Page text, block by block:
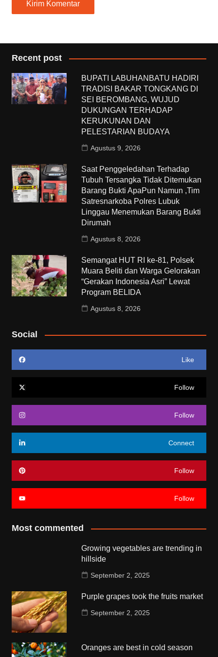
Recent post
BUPATI LABUHANBATU HADIRI
TRADISI BAKAR TONGKANG DI
SEI BEROMBANG, WUJUD
DUKUNGAN TERHADAP
KERUKUNAN DAN
PELESTARIAN BUDAYA
Agustus 9, 2026
Saat Penggeledahan Terhadap
Tubuh Tersangka Tidak Ditemukan
Barang Bukti ApaPun Namun ,Tim
Satresnarkoba Polres Lubuk
Linggau Menemukan Barang Bukti
Dirumah
Agustus 8, 2026
Semangat HUT RI ke-81, Polsek
Muara Beliti dan Warga Gelorakan
“Gerakan Indonesia Asri” Lewat
Program BELIDA
Agustus 8, 2026
Social
Like
Follow
Follow
Connect
Follow
Follow
Most commented
Growing vegetables are trending in
hillside
September 2, 2025
Purple grapes took the fruits market
September 2, 2025
Oranges are best in cold season